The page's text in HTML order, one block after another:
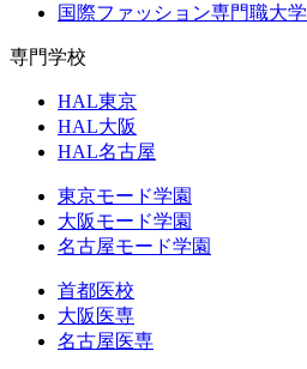
国際ファッション専門職大学
専門学校
HAL東京
HAL大阪
HAL名古屋
東京モード学園
大阪モード学園
名古屋モード学園
首都医校
大阪医専
名古屋医専